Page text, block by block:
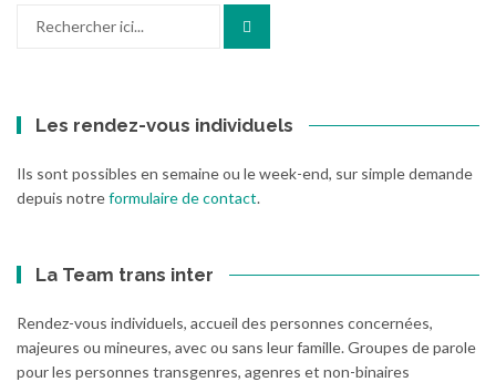
Les rendez-vous individuels
Ils sont possibles en semaine ou le week-end, sur simple demande
depuis notreformulaire de contact.
La Team trans inter
Rendez-vous individuels, accueil des personnes concernées,
majeures ou mineures, avec ou sans leur famille. Groupes de parole
pour les personnes transgenres, agenres et non-binaires